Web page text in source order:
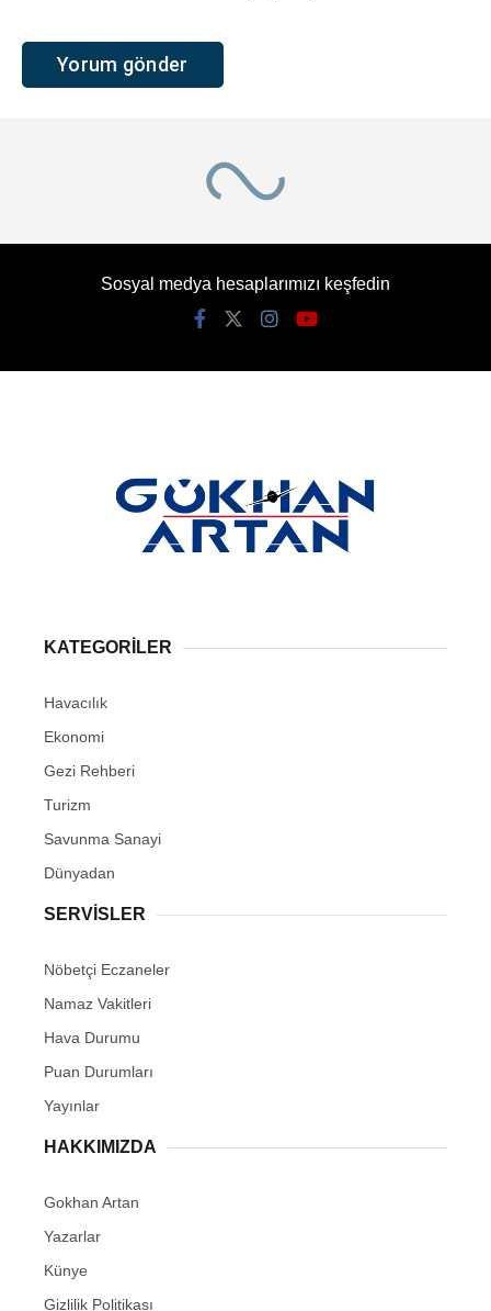
Sosyal medya hesaplarımızı keşfedin
KATEGORİLER
Havacılık
Ekonomi
Gezi Rehberi
Turizm
Savunma Sanayi
Dünyadan
SERVİSLER
Nöbetçi Eczaneler
Namaz Vakitleri
Hava Durumu
Puan Durumları
Yayınlar
HAKKIMIZDA
Gokhan Artan
Yazarlar
Künye
Gizlilik Politikası